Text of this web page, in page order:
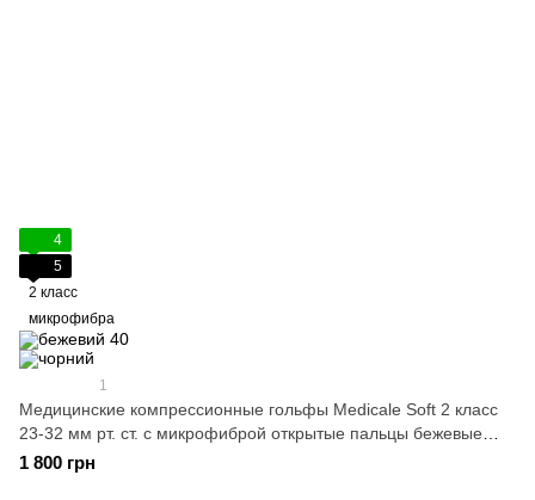
4
5
2 класс
микрофибра
1
Медицинские компрессионные гольфы Medicale Soft 2 класс
23-32 мм рт. ст. с микрофиброй открытые пальцы бежевые
размер 1
1 800 грн